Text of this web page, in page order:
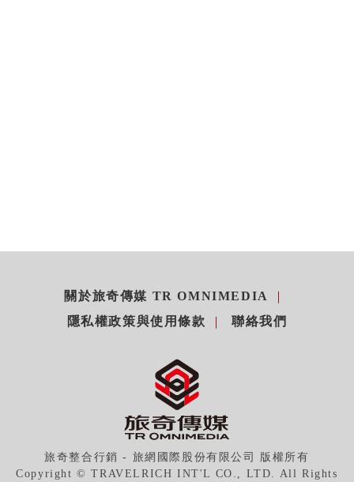
關於旅奇傳媒 TR OMNIMEDIA
隱私權政策與使用條款
聯絡我們
旅奇整合行銷 - 旅網國際股份有限公司 版權所有
Copyright © TRAVELRICH INT'L CO., LTD. All Rights